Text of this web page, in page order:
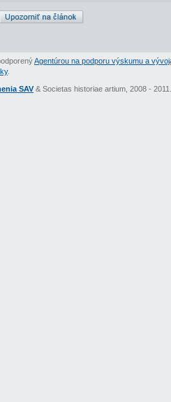
Agentúrou na podporu výskumu a
.
SAV & Societas historiae artium, 2008 -